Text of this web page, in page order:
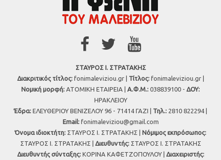
ΣΤΑΥΡΟΣ Ι. ΣΤΡΑΤΑΚΗΣ
Διακριτικός τίτλος:fonimaleviziou.gr | Τίτλος:fonimaleviziou.gr |
Νομική μορφή: ΑΤΟΜΙΚΗ ΕΤΑΙΡΕΙΑ | Α.Φ.Μ.: 038839100 - ΔΟΥ:
ΗΡΑΚΛΕΙΟΥ
Έδρα: ΕΛΕΥΘΕΡΙΟΥ ΒΕΝΙΖΕΛΟΥ 96 - 71414 ΓΑΖΙ | Τηλ.: 2810 822294 |
Εmail: fonimaleviziou@gmail.com
Όνομα ιδιοκτήτη: ΣΤΑΥΡΟΣ Ι. ΣΤΡΑΤΑΚΗΣ | Νόμιμος εκπρόσωπος:
ΣΤΑΥΡΟΣ Ι. ΣΤΡΑΤΑΚΗΣ | Διευθυντής:ΣΤΑΥΡΟΣ Ι. ΣΤΡΑΤΑΚΗΣ
Διευθυντής σύνταξης:ΚΟΡΙΝΑ ΚΑΦΕΤΖΟΠΟΥΛΟΥ | Διαχειριστής: